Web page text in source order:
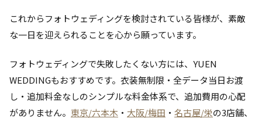
これからフォトウェディングを検討されている皆様が、素敵
な一日を迎えられることを心から願っています。
フォトウェディングで失敗したくない方には、YUEN
WEDDINGもおすすめです。衣装無制限・全データ当日お渡
し・追加料金なしのシンプルな料金体系で、追加費用の心配
がありません。 東京/六本木 ・ 大阪/梅田 ・ 名古屋/栄の3店舗、